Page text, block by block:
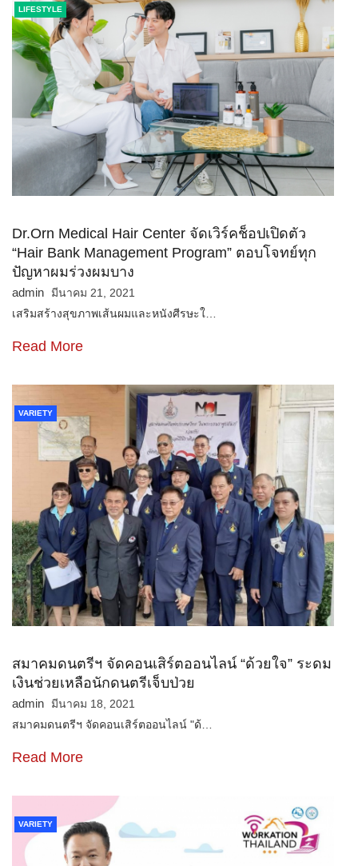
LIFESTYLE
Dr.Orn Medical Hair Center จัดเวิร์คช็อปเปิดตัว
“Hair Bank Management Program” ตอบโจทย์ทุก
ปัญหาผมร่วงผมบาง
admin
มีนาคม 21, 2021
เสริมสร้างสุขภาพเส้นผมและหนังศีรษะใ…
Read More
VARIETY
สมาคมดนตรีฯ จัดคอนเสิร์ตออนไลน์ “ด้วยใจ” ระดม
เงินช่วยเหลือนักดนตรีเจ็บป่วย
admin
มีนาคม 18, 2021
สมาคมดนตรีฯ จัดคอนเสิร์ตออนไลน์ "ด้…
Read More
VARIETY